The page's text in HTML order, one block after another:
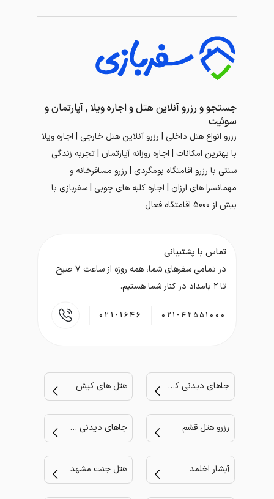
جستجو و رزرو آنلاین هتل و اجاره ویلا , آپارتمان و
سوئیت
رزرو انواع هتل داخلی | رزرو آنلاین هتل خارجی | اجاره ویلا
با بهترین امکانات | اجاره روزانه آپارتمان | تجربه زندگی
سنتی با رزرو اقامتگاه بومگردی | رزرو مسافرخانه و
مهمانسرا های ارزان | اجاره کلبه های چوبی | سفربازی با
بیش از 5000 اقامتگاه فعال
تماس با پشتیبانی
در تمامی سفر‌های شما، همه روزه از ساعت ۷ صبح
تا ۲ بامداد در کنار شما هستیم.
۰۲۱-۴۲۵۵۱۰۰۰ 021-1646
جاهای دیدنی کیش هتل های کیش
رزرو هتل قشم جاهای دیدنی مشهد
آبشار اخلمد هتل جنت مشهد